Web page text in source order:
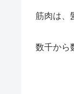
筋肉は、
数千から